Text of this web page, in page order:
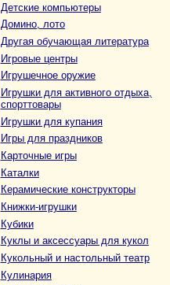
Детские компьютеры
Домино, лото
Другая обучающая литература
Игровые центры
Игрушечное оружие
Игрушки для активного отдыха,
спорттовары
Игрушки для купания
Игры для праздников
Карточные игры
Каталки
Керамические конструкторы
Книжки-игрушки
Кубики
Куклы и аксессуары для кукол
Кукольный и настольный театр
Кулинария